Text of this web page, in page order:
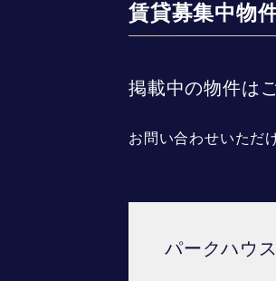
賃貸募集中物
掲載中の物件は
お問い合わせいただ
パークハウ